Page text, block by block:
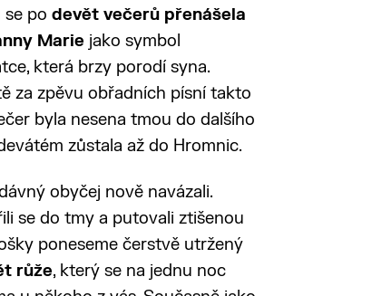
po devět večerů přenášela
Marie jako symbol
která brzy porodí syna.
za zpěvu obřadních písní takto
byla nesena tmou do dalšího
zůstala až do Hromnic.
obyčej nově navázali.
se do tmy a putovali ztišenou
poneseme čerstvě utržený
růže, který se na jednu noc